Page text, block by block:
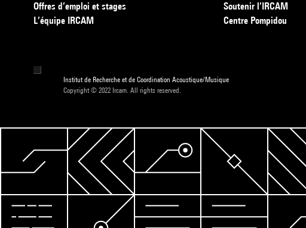
Offres d’emploi et stages
L’équipe IRCAM
Soutenir l’IRCAM
Centre Pompidou
Institut de Recherche et de Coordination Acoustique/Musique
Copyright © 2022 Ircam. All rights reserved.